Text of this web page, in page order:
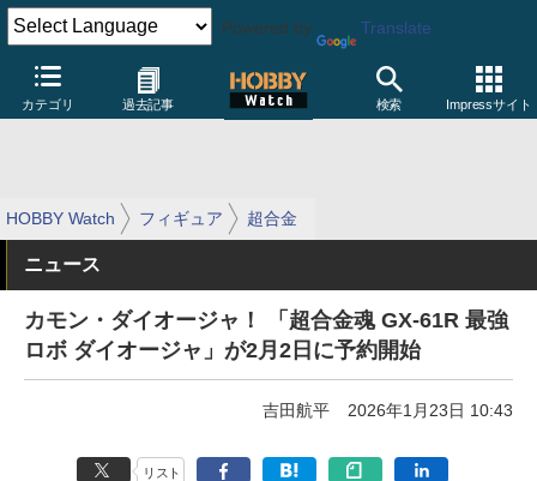
Powered by Translate
カテゴリ 過去記事 検索 Impressサイト
HOBBY Watch フィギュア 超合金
ニュース
カモン・ダイオージャ！ 「超合金魂 GX-61R 最強
ロボ ダイオージャ」が2月2日に予約開始
吉田航平 2026年1月23日 10:43
リスト